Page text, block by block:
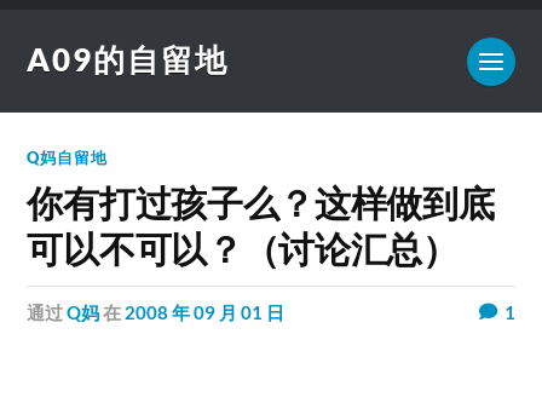
A09的自留地
Q妈自留地
你有打过孩子么？这样做到底
可以不可以？（讨论汇总）
通过Q妈在 2008 年 09 月 01 日 1